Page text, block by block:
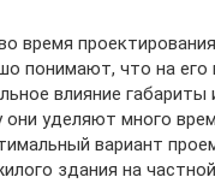
время
понимают, что на его
влияние габариты
они уделяют много
вариант
здания на